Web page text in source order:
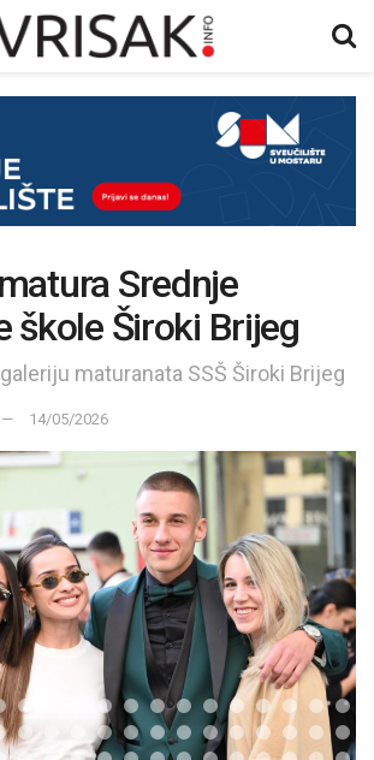
Srednje
škole Široki Brijeg
maturanata SSŠ Široki Brijeg
14/05/2026